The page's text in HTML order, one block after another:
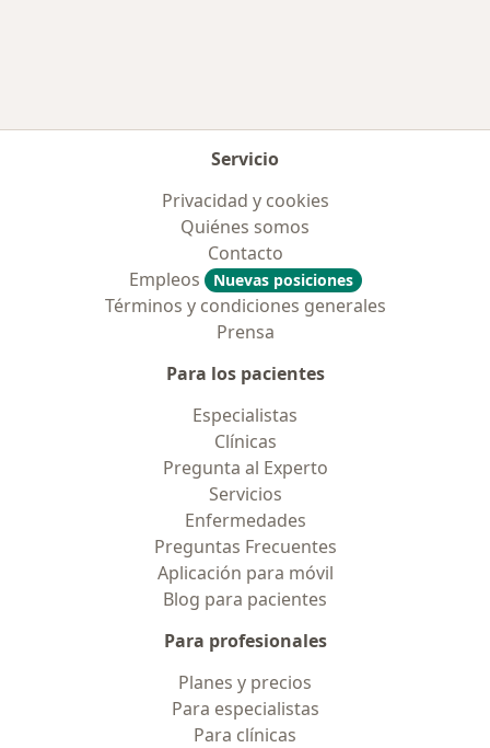
Servicio
Privacidad y cookies
Quiénes somos
Contacto
Empleos
Nuevas posiciones
Términos y condiciones generales
Prensa
Para los pacientes
Especialistas
Clínicas
Pregunta al Experto
Servicios
Enfermedades
Preguntas Frecuentes
Aplicación para móvil
Blog para pacientes
Para profesionales
Planes y precios
Para especialistas
Para clínicas